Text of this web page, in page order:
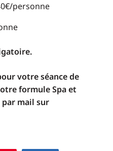
personne
votre séance de
formule Spa et
par mail sur